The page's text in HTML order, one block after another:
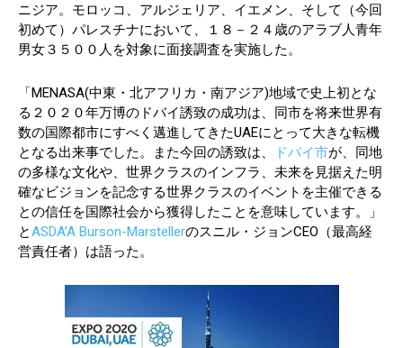
ニジア。モロッコ、アルジェリア、イエメン、そして（今回
初めて）パレスチナにおいて、１８－２４歳のアラブ人青年
男女３５００人を対象に面接調査を実施した。
「MENASA(中東・北アフリカ・南アジア)地域で史上初とな
る２０２０年万博のドバイ誘致の成功は、同市を将来世界有
数の国際都市にすべく邁進してきたUAEにとって大きな転機
となる出来事でした。また今回の誘致は、
ドバイ市が、同地
の多様な文化や、世界クラスのインフラ、未来を見据えた明
確なビジョンを記念する世界クラスのイベントを主催できる
との信任を国際社会から獲得したことを意味しています。」
とASDA’A Burson-Marstellerのスニル・ジョンCEO（最高経
営責任者）は語った。